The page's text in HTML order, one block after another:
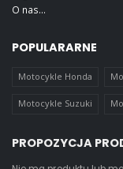
O nas...
POPULARARNE
Motocykle Honda
Motocykle Suzuki
PROPOZYCJA